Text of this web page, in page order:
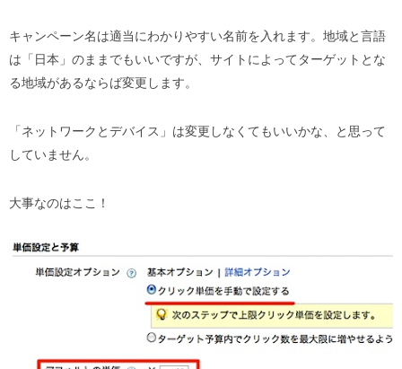
キャンペーン名は適当にわかりやすい名前を入れます。地域と言語
は「日本」のままでもいいですが、サイトによってターゲットとな
る地域があるならば変更します。
「ネットワークとデバイス」は変更しなくてもいいかな、と思って
していません。
大事なのはここ！